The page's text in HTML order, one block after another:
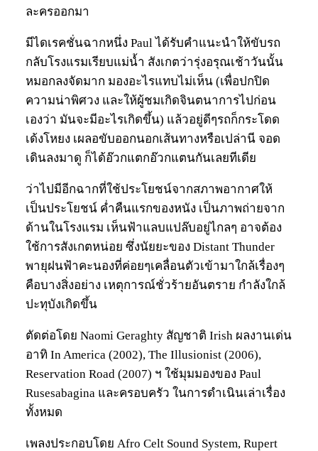
ละครออกมา
มีไดเรคชั่นฉากหนึ่ง Paul ได้รับคำแนะนำให้ขับรถ
กลับโรงแรมเรียบแม่น้ำ สังเกตว่ารุ่งอรุณเช้าวันนั้น
หมอกลงจัดมาก มองอะไรแทบไม่เห็น (เพื่อปกปิด
ความน่าพิศวง และให้ผู้ชมเกิดจินตนาการไปก่อน
เองว่า มันจะมีอะไรเกิดขึ้น) แล้วอยู่ดีๆรถก็กระโดด
เด้งโหยง เผลอขับออกนอกเส้นทางหรือเปล่านี จอด
เดินลงมาดู ก็ได้อ๊วกแตกอ๊วกแตนกันเลยทีเดีย
ว่าไปมีอีกฉากที่ใช้ประโยชน์จากสภาพอากาศให้
เป็นประโยชน์ ค่ำคืนแรกของหนัง เป็นภาพถ่ายจาก
ด้านในโรงแรม เห็นฟ้าแลบแปล๊บอยู่ไกลๆ อาจต้อง
ใช้การสังเกตหน่อย ซึ่งนัยยะของ Distant Thunder
พายุฝนฟ้าคะนองที่ค่อยๆเคลื่อนตัวเข้ามาใกล้เรื่องๆ
คือบางสิ่งอย่าง เหตุการณ์ชั่วร้ายอันตราย กำลังใกล้
ปะทุบังเกิดขึ้น
ตัดต่อโดย Naomi Geraghty สัญชาติ Irish ผลงานเด่น
อาทิ In America (2002), The Illusionist (2006),
Reservation Road (2007) ฯ ใช้มุมมองของ Paul
Rusesabagina และครอบครัว ในการดำเนินเล่าเรื่อง
ทั้งหมด
เพลงประกอบโดย Afro Celt Sound System, Rupert